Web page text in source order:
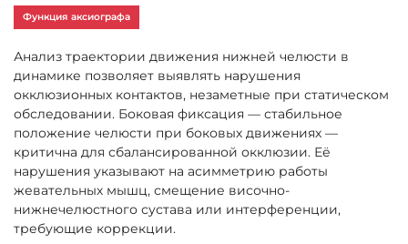
Функция аксиографа
Анализ траектории движения нижней челюсти в
динамике позволяет выявлять нарушения
окклюзионных контактов, незаметные при статическом
обследовании. Боковая фиксация — стабильное
положение челюсти при боковых движениях —
критична для сбалансированной окклюзии. Её
нарушения указывают на асимметрию работы
жевательных мышц, смещение височно-
нижнечелюстного сустава или интерференции,
требующие коррекции.